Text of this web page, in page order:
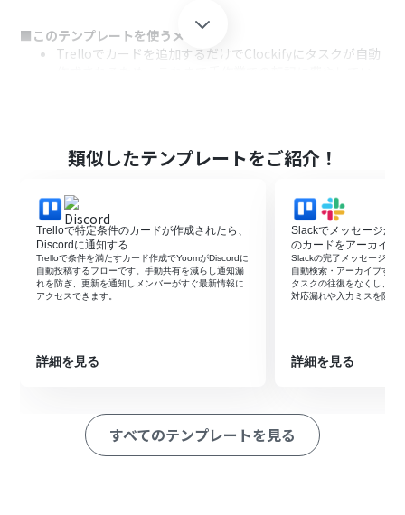
■このテンプレートを使うメリット
Trelloでカードを追加するだけでClockifyにタスクが自動
はじめに、TrelloとClockifyをYoomと連携します。
次に、トリガーでTrelloを選択し、「カードが新たに作成
されたら（Webhook）」というアクションを設定しま
す。
次に、「カードの情報を取得」アクションでより詳細なタ
スク情報を取得します。
最後に、オペレーションでClockifyの「Create Task」ア
クションを設定し、トリガーで取得したカード情報をもと
※「トリガー」：フロー起動のきっかけとなるアクション、「オ
ペレーション」：トリガー起動後、フロー内で処理を行うアク
類似したテンプレートをご紹介！
Trelloで特定条件のカードが作成されたら、
Discordに通知する
Trelloで条件を満たすカード作成でYoomがDiscordに
自動投稿するフローです。手動共有を減らし通知漏
れを防ぎ、更新を通知しメンバーがすぐ最新情報に
アクセスできます。
詳細を見る
Slackでメッセージが
のカードをアーカイブ
Slackの完了メッセージを
自動検索・アーカイブする
タスクの往復をなくし、手
対応漏れや入力ミスを防げ
詳細を見る
すべてのテンプレートを見る